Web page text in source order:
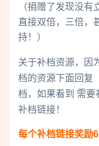
（捐赠了发现没
直接双倍，三倍，
持！）
关于补档资源，因
档的资源下面回复
档，如果看到 需
补档链接！
每个补档链接奖励